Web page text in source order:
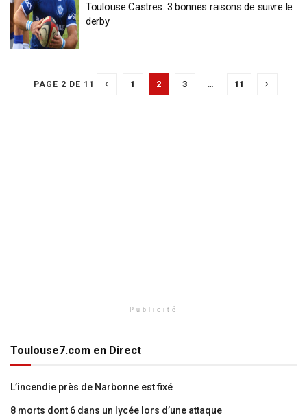
Toulouse Castres. 3 bonnes raisons de suivre le
derby
PAGE 2 DE 11 1 2 3 11
Publicité
Toulouse7.com en Direct
L’incendie près de Narbonne est fixé
8 morts dont 6 dans un lycée lors d’une attaque